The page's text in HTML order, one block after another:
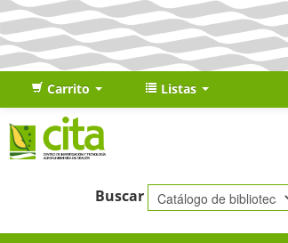
Carrito Listas
Buscar